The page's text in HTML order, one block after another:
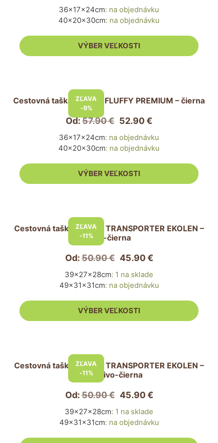
36x17x24cm: na objednávku
40x20x30cm: na objednávku
VÝBER VEĽKOSTI
vybrať
ZĽAVA
-9%
Cestovná taška pre psa FLUFFY PREMIUM – čierna
Od:57.90€ 52.90€
36x17x24cm: na objednávku
40x20x30cm: na objednávku
VÝBER VEĽKOSTI
má
môžete
vybrať
ZĽAVA
-11%
Cestovná taška pre psa TRANSPORTER EKOLEN –
sivo-čierna
Od:50.90€ 45.90€
39x27x28cm: 1 na sklade
49x31x31cm: na objednávku
VÝBER VEĽKOSTI
má
vybrať
ZĽAVA
-11%
Cestovná taška pre psa TRANSPORTER EKOLEN –
tmavosivo-čierna
Od:50.90€ 45.90€
39x27x28cm: 1 na sklade
49x31x31cm: na objednávku
má
vybrať